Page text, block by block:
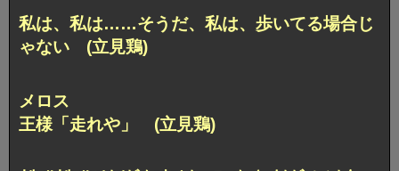
私は、私は……そうだ、私は、歩いてる場合じ
ゃない (立見鶏)
メロス
王様「走れや」 (立見鶏)